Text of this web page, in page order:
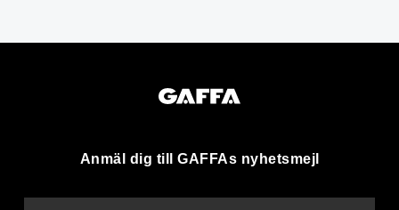
Anmäl dig till GAFFAs nyhetsmejl